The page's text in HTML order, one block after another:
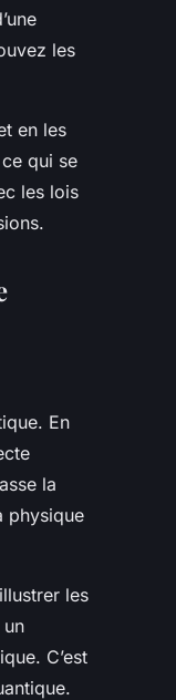
les
en les
qui se
les lois
En
la
physique
les
C’est